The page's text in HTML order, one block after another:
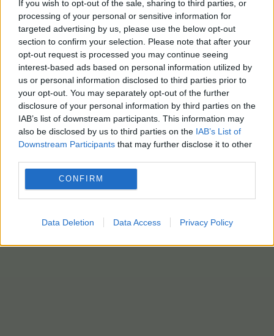
If you wish to opt-out of the sale, sharing to third parties, or
processing of your personal or sensitive information for
targeted advertising by us, please use the below opt-out
section to confirm your selection. Please note that after your
opt-out request is processed you may continue seeing
interest-based ads based on personal information utilized by
us or personal information disclosed to third parties prior to
your opt-out. You may separately opt-out of the further
disclosure of your personal information by third parties on the
IAB’s list of downstream participants. This information may
also be disclosed by us to third parties on the IAB’s List of
Downstream Participants that may further disclose it to other
CONFIRM
Data Deletion Data Access Privacy Policy